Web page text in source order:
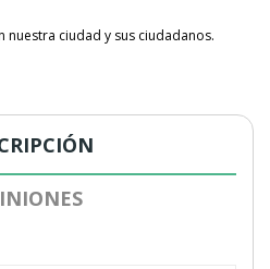
ciudad y sus ciudadanos.